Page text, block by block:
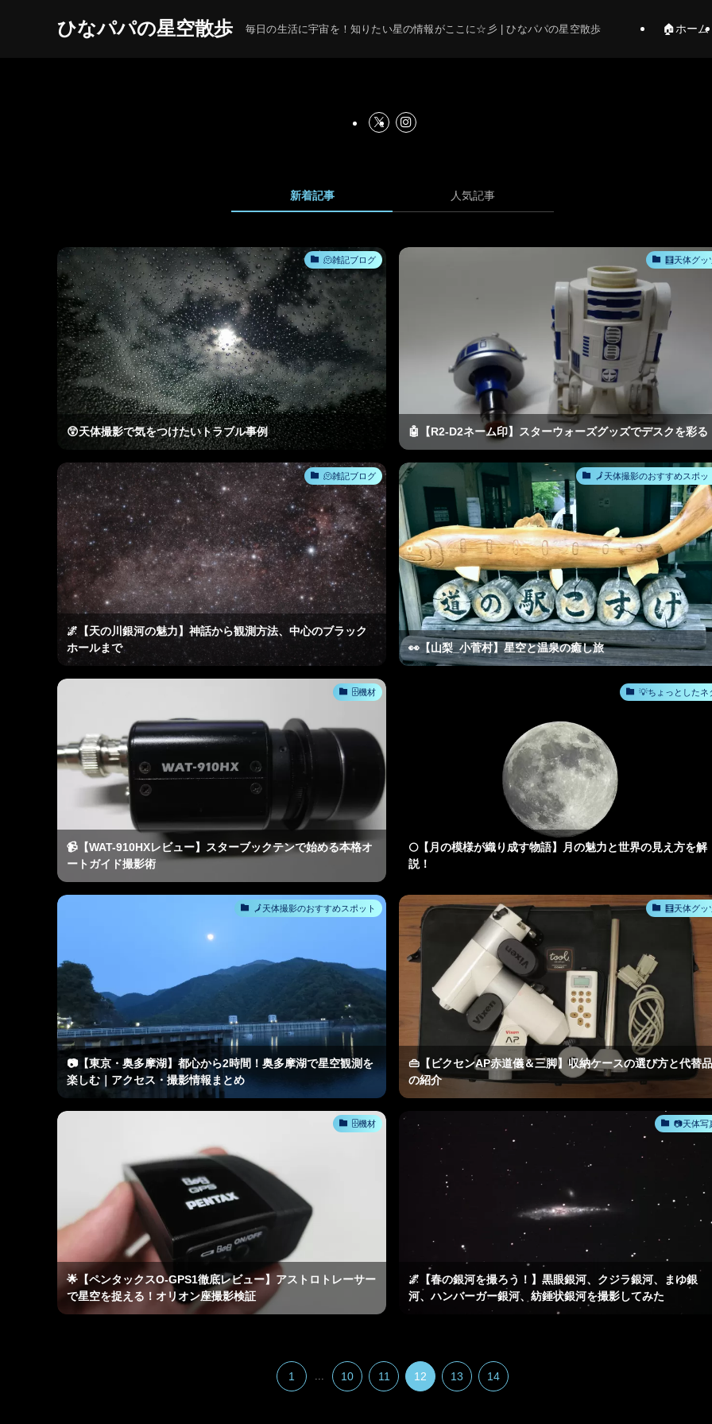
ひなパパの星空散歩 毎日の生活に宇宙を！知りたい星の情報がここに☆彡 | ひなパパの星空散歩 🏠ホーム
新着記事 人気記事
🫠雑記ブログ
😲天体撮影で気をつけたいトラブル事例
🧮天体グッ
🤖【R2-D2ネーム印】スターウォーズグッズでデスクを彩る
🫠雑記ブログ
🌌【天の川銀河の魅力】神話から観測方法、中心のブラック
ホールまで
🗾天体撮影のおすすめスポッ
👀【山梨_小菅村】星空と温泉の癒し旅
🗄機材
📹【WAT-910HXレビュー】スターブックテンで始める本格オ
ートガイド撮影術
💡ちょっとしたネ
🌕【月の模様が織り成す物語】月の魅力と世界の見え方を解
説！
🗾天体撮影のおすすめスポット
📷【東京・奥多摩湖】都心から2時間！奥多摩湖で星空観測を
楽しむ｜アクセス・撮影情報まとめ
🧮天体グッ
👜【ビクセンAP赤道儀＆三脚】収納ケースの選び方と代替品
の紹介
🗄機材
🌟【ペンタックスO-GPS1徹底レビュー】アストロトレーサー
で星空を捉える！オリオン座撮影検証
📷天体写
🌌【春の銀河を撮ろう！】黒眼銀河、クジラ銀河、まゆ銀
河、ハンバーガー銀河、紡錘状銀河を撮影してみた
1 10 11 12 13 14